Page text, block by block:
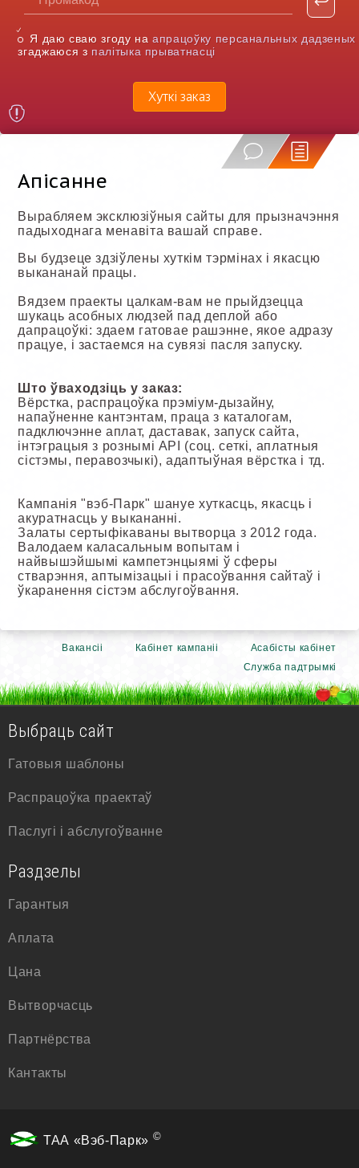
Я даю сваю згоду наапрацоўку персанальных дадзеных
згаджаюся з палітыка прыватнасці
Хуткі заказ
Апісанне
Вырабляем эксклюзіўныя сайты для прызначэння
падыходнага менавіта вашай справе.
Вы будзеце здзіўлены хуткім тэрмінах і якасцю
выкананай працы.
Вядзем праекты цалкам-вам не прыйдзецца
шукаць асобных людзей пад деплой або
дапрацоўкі: здаем гатовае рашэнне, якое адразу
працуе, і застаемся на сувязі пасля запуску.
Што ўваходзіць у заказ:
Вёрстка, распрацоўка прэміум-дызайну,
напаўненне кантэнтам, праца з каталогам,
падключэнне аплат, даставак, запуск сайта,
інтэграцыя з рознымі API (соц. сеткі, аплатныя
сістэмы, перавозчыкі), адаптыўная вёрстка і тд.
Кампанія "вэб-Парк" шануе хуткасць, якасць і
акуратнасць у выкананні.
Залаты сертыфікаваны вытворца з 2012 года.
Валодаем каласальным вопытам і
найвышэйшымі кампетэнцыямі ў сферы
стварэння, аптымізацыі і прасоўвання сайтаў і
ўкаранення сістэм абслугоўвання.
Вакансіі Кабінет кампаніі
Асабісты кабінет
Служба падтрымкі
Выбраць сайт
Гатовыя шаблоны
Распрацоўка праектаў
Паслугі і абслугоўванне
Раздзелы
Гарантыя
Аплата
Цана
Вытворчасць
Партнёрства
Кантакты
ТАА «Вэб-Парк» ©